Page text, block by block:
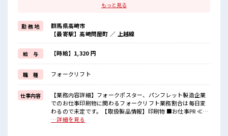
残業は月20時間以上あります♪
≪モチベーションもUP≫
派手過ぎなければ髪型や髪色自由♪
(規定有)≪未経験OKの仕事≫
新しいことにチャレンジするのは不安だけど、
しっかり働く環境が整っています！
イチからスキルUP・ステップUP目指していきましょう！
≪様々なお仕事をご提案≫
一人で悩まず気軽に相談できる、
派遣のお仕事です！
■職場の雰囲気
女性が多めの職場です♪
もっと見る
勤 務 地
群馬県高崎市
【最寄駅】高崎問屋町 ／ 上越線
給 与 【時給】1,320 円
職 種 フォークリフト
仕事内容
【業務内容詳細】フォークポスター、パンフレット製造企業
でのお仕事印刷物に関わるフォークリフト業務割合は毎日変
わるので未定です。【取扱製品情報】印刷物 ■お仕事PR ≪女
性も活躍中の職場≫ もちろん男性の応募もOKですよ！ ≪残
…詳細を見る